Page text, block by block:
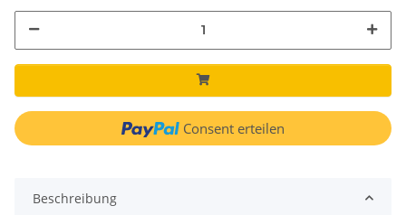
Consent erteilen
Beschreibung